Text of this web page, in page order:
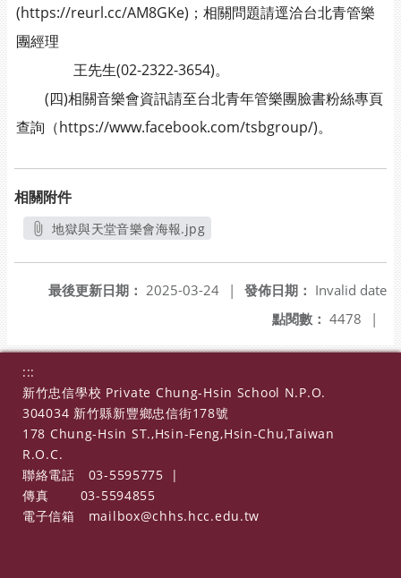
(https://reurl.cc/AM8GKe)；相關問題請逕洽台北青管樂
團經理
王先生(02-2322-3654)。
(四)相關音樂會資訊請至台北青年管樂團臉書粉絲專頁
查詢（https://www.facebook.com/tsbgroup/)。
相關附件
地獄與天堂音樂會海報.jpg
發佈日期： Invalid date
最後更新日期： 2025-03-24
|
點閱數： 4478 |
:::
新竹忠信學校 Private Chung-Hsin School N.P.O.
304034 新竹縣新豐鄉忠信街178號
178 Chung-Hsin ST.,Hsin-Feng,Hsin-Chu,Taiwan
R.O.C.
聯絡電話
03-5595775
|
傳真
03-5594855
電子信箱
mailbox@chhs.hcc.edu.tw